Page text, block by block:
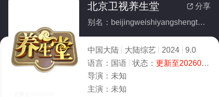
 分享
北京卫视养生堂
别名：beijingweishiyangshengtang
中国大陆 大陆综艺 2024
9.0
语言： 国语 状态： 更新至20260805
导演： 未知
主演： 未知